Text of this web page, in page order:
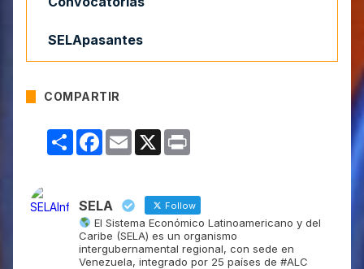
SELApasantes
COMPARTIR
CompartirFacebook
Email X
SELA Follow
El Sistema Económico Latinoamericano y del
Caribe (SELA) es un organismo
intergubernamental regional, con sede en
Venezuela, integrado por 25 países de #ALC